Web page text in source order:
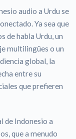
audio a Urdu se
Ya sea que
de habla Urdu, un
multilingües o un
global, la
entre su
que prefieren
de Indonesio a
que a menudo